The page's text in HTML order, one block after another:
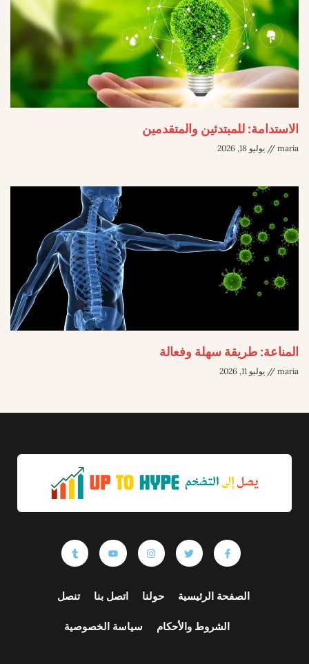
الاستدامة: للمبتدئين والمتقدمين
maria يوليو 18, 2026
المناعة: طريقة سهلة وفعالة
maria يوليو 11, 2026
الصفحة الرئيسية حولنا اتصل بنا تنصل
الشروط والأحكام سياسة الخصوصية